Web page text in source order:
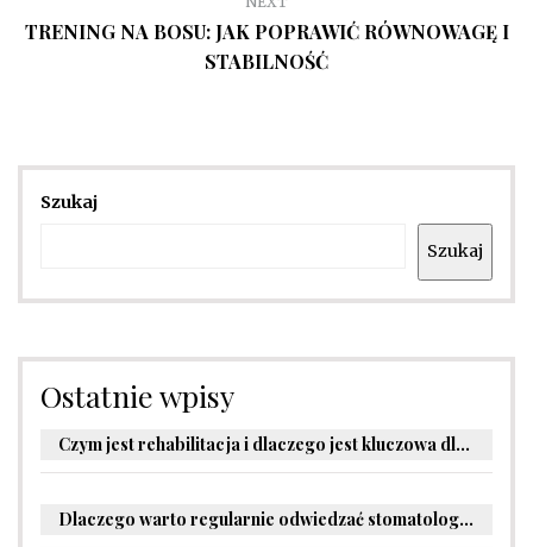
TRENING NA BOSU: JAK POPRAWIĆ RÓWNOWAGĘ I
STABILNOŚĆ
Szukaj
Szukaj
Ostatnie wpisy
Czym jest rehabilitacja i dlaczego jest kluczowa dla powrotu do zdrowia?
Dlaczego warto regularnie odwiedzać stomatologa?